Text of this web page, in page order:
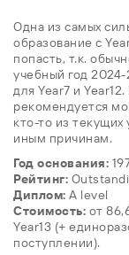
Одна из самых
образование с
попасть, т.к.
учебный год 2024-
для Year7 и
рекомендуется
кто-то из
иным причинам.
Год основания:
Рейтинг:
Диплом: A level
Стоимость: от
Year13 (+
поступлении).